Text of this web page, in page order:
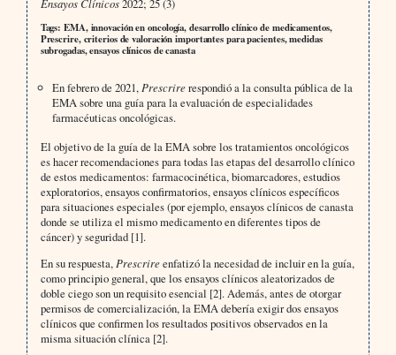
2022; 25 (3)
Tags: EMA, innovación en oncología, desarrollo clínico de medicamentos,
Prescrire, criterios de valoración importantes para pacientes, medidas
subrogadas, ensayos clínicos de canasta
En febrero de 2021,Prescrirerespondió a la consulta pública de la
EMA sobre una guía para la evaluación de especialidades
farmacéuticas oncológicas.
El objetivo de la guía de la EMA sobre los tratamientos oncológicos
es hacer recomendaciones para todas las etapas del desarrollo clínico
de estos medicamentos: farmacocinética, biomarcadores, estudios
exploratorios, ensayos confirmatorios, ensayos clínicos específicos
para situaciones especiales (por ejemplo, ensayos clínicos de canasta
donde se utiliza el mismo medicamento en diferentes tipos de
cáncer) y seguridad [1].
En su respuesta, Prescrireenfatizó la necesidad de incluir en la guía,
como principio general, que los ensayos clínicos aleatorizados de
doble ciego son un requisito esencial [2]. Además, antes de otorgar
permisos de comercialización, la EMA debería exigir dos ensayos
clínicos que confirmen los resultados positivos observados en la
misma situación clínica [2].